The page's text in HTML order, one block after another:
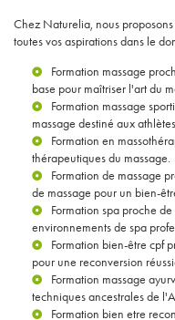
Chez Naturelia, nous
toutes vos aspirations dans le
Formation massage
base pour maîtriser l'art du
Formation massage
massage destiné aux
Formation en
thérapeutiques du massage.
Formation de massage
de massage pour un bien-
Formation spa proche de
environnements de spa
Formation bien-être cpf
pour une reconversion
Formation massage
techniques ancestrales de
Formation bien etre